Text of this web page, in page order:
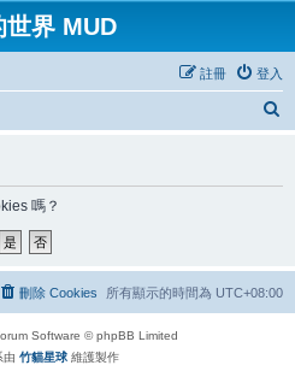
世界 MUD
登入
註冊
嗎？
所有顯示的時間為 UTC+08:00
刪除 Cookies
Software © phpBB Limited
由 竹貓星球 維護製作